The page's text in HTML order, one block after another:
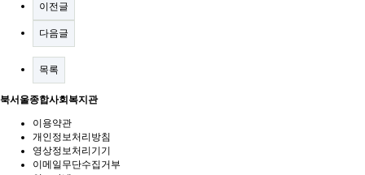
이전글
다음글
목록
북서울종합사회복지관
이용약관
개인정보처리방침
영상정보처리기기
이메일무단수집거부